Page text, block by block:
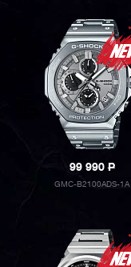
99 990P
GMC-B2100ADS-1A